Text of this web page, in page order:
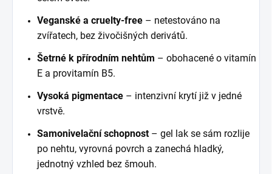
Veganské a cruelty-free – netestováno na
zvířatech, bez živočišných derivátů.
Šetrné k přírodním nehtům – obohacené o vitamín
E a provitamín B5.
Vysoká pigmentace – intenzivní krytí již v jedné
vrstvě.
Samonivelační schopnost– gel lak se sám rozlije
po nehtu, vyrovná povrch a zanechá hladký,
jednotný vzhled bez šmouh.